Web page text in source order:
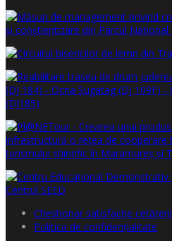
Chestionar satisfacţie cetăţeni
Politica de confidențialitate